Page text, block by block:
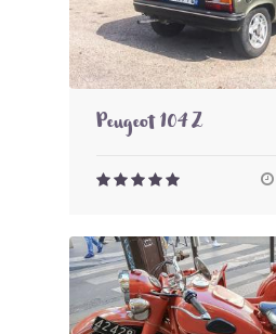
Peugeot 104 Z